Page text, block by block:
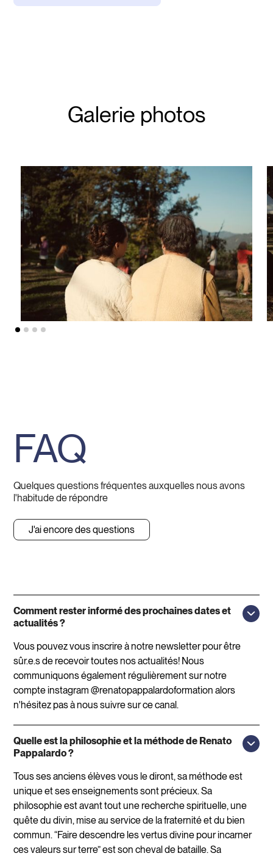
Galerie photos
FAQ
Quelques questions fréquentes auxquelles nous avons
l'habitude de répondre
J'ai encore des questions
Comment rester informé des prochaines dates et
actualités ?
Vous pouvez vous inscrire à notre newsletter pour être
sûr.e.s de recevoir toutes nos actualités! Nous
communiquons également régulièrement sur notre
compte instagram @renatopappalardoformation alors
n'hésitez pas à nous suivre sur ce canal.
Quelle est la philosophie et la méthode de Renato
Pappalardo ?
Tous ses anciens élèves vous le diront, sa méthode est
unique et ses enseignements sont précieux. Sa
philosophie est avant tout une recherche spirituelle, une
quête du divin, mise au service de la fraternité et du bien
commun. “Faire descendre les vertus divine pour incarner
ces valeurs sur terre” est son cheval de bataille. Sa